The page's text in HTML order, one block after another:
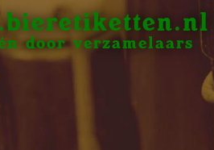
door verzamelaars